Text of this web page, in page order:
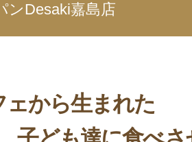
ンDesaki嘉島店
ェから生まれた